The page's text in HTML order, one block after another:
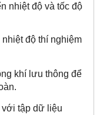
nhiệt độ và tốc độ
độ thí nghiệm
khí lưu thông để
tập dữ liệu